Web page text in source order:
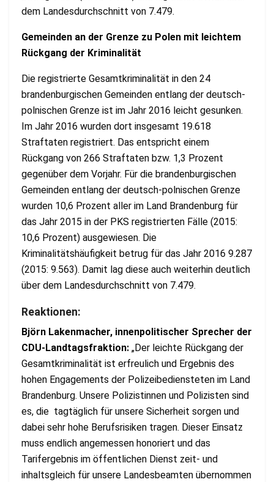
dem Landesdurchschnitt von 7.479.
Gemeinden an der Grenze zu Polen mit leichtem
Rückgang der Kriminalität
Die registrierte Gesamtkriminalität in den 24
brandenburgischen Gemeinden entlang der deutsch-
polnischen Grenze ist im Jahr 2016 leicht gesunken.
Im Jahr 2016 wurden dort insgesamt 19.618
Straftaten registriert. Das entspricht einem
Rückgang von 266 Straftaten bzw. 1,3 Prozent
gegenüber dem Vorjahr. Für die brandenburgischen
Gemeinden entlang der deutsch-polnischen Grenze
wurden 10,6 Prozent aller im Land Brandenburg für
das Jahr 2015 in der PKS registrierten Fälle (2015:
10,6 Prozent) ausgewiesen. Die
Kriminalitätshäufigkeit betrug für das Jahr 2016 9.287
(2015: 9.563). Damit lag diese auch weiterhin deutlich
über dem Landesdurchschnitt von 7.479.
Reaktionen:
Björn Lakenmacher, innenpolitischer Sprecher der
CDU-Landtagsfraktion: „Der leichte Rückgang der
Gesamtkriminalität ist erfreulich und Ergebnis des
hohen Engagements der Polizeibediensteten im Land
Brandenburg. Unsere Polizistinnen und Polizisten sind
es, die tagtäglich für unsere Sicherheit sorgen und
dabei sehr hohe Berufsrisiken tragen. Dieser Einsatz
muss endlich angemessen honoriert und das
Tarifergebnis im öffentlichen Dienst zeit- und
inhaltsgleich für unsere Landesbeamten übernommen